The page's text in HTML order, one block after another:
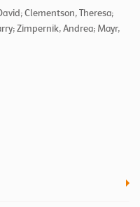
Clementson, Theresa;
Zimpernik, Andrea; Mayr,